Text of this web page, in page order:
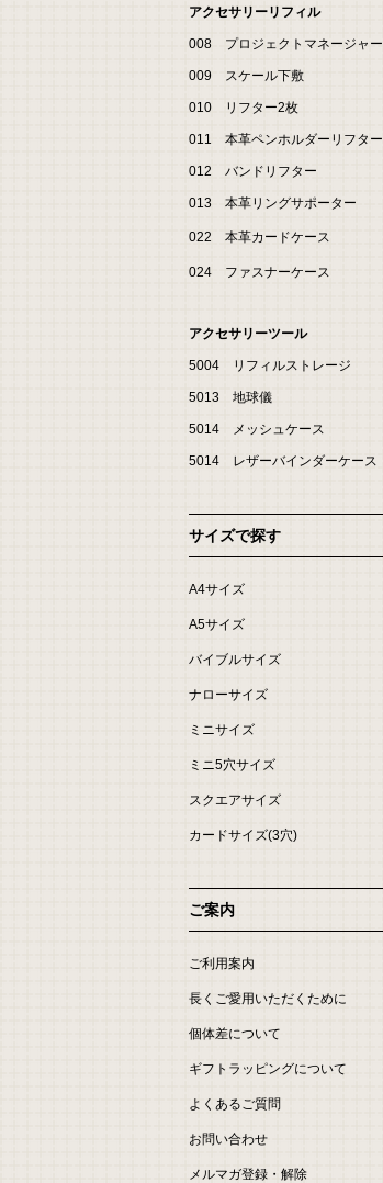
アクセサリーリフィル
008 プロジェクトマネージャー
009 スケール下敷
010 リフター2枚
011 本革ペンホルダーリフター
012 バンドリフター
013 本革リングサポーター
022 本革カードケース
024 ファスナーケース
アクセサリーツール
5004 リフィルストレージ
5013 地球儀
5014 メッシュケース
5014 レザーバインダーケース
サイズで探す
A4サイズ
A5サイズ
バイブルサイズ
ナローサイズ
ミニサイズ
ミニ5穴サイズ
スクエアサイズ
カードサイズ(3穴)
ご案内
ご利用案内
長くご愛用いただくために
個体差について
ギフトラッピングについて
よくあるご質問
お問い合わせ
メルマガ登録・解除